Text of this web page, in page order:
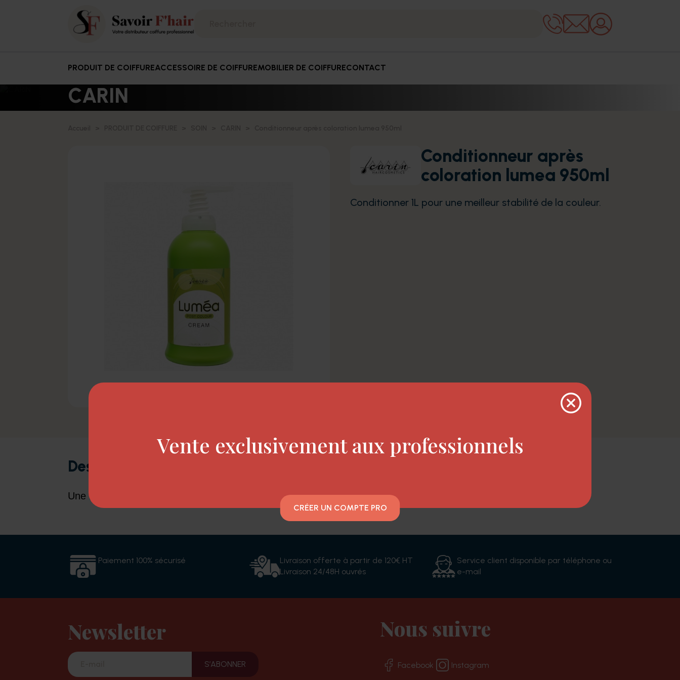
PRODUIT DE COIFFUREACCESSOIRE DE COIFFUREMOBILIER DE COIFFURECONTACT
CARIN
Conditionneur après
coloration lumea 950ml
Conditionner 1L pour une meilleur stabilité de la couleur.
Description
Une meilleur stabilité de la couleur Luméa. Facilite le démêlage sans alourdir la chevelure.
Paiement 100% sécurisé
Livraison offerte à partir de 120€ HT
Livraison 24/48H ouvrés
Service client disponible par téléphone ou
e-mail
Newsletter Nous suivre
Facebook Instagram
Vente exclusivement aux professionnels
CRÉER UN COMPTE PRO